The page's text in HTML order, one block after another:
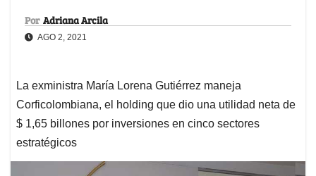
Por Adriana Arcila
AGO 2, 2021
La exministra María Lorena Gutiérrez maneja
Corficolombiana, el holding que dio una utilidad neta de
$ 1,65 billones por inversiones en cinco sectores
estratégicos